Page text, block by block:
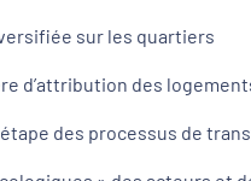
sur les quartiers
des
des processus de